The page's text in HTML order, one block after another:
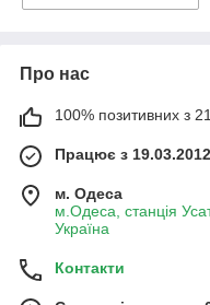
Про нас
100% позитивних з
Працює з 19.03.2012
м. Одеса
м.Одеса, станція
Україна
Контакти